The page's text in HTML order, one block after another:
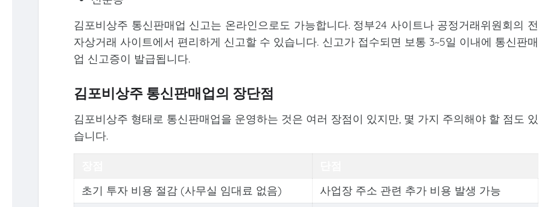
김포비상주 통신판매업 신고는 온라인으로도 가능합니다. 정부24 사이트나 공정거래위원회의 전
자상거래 사이트에서 편리하게 신고할 수 있습니다. 신고가 접수되면 보통 3~5일 이내에 통신판매
업 신고증이 발급됩니다.
김포비상주 통신판매업의 장단점
김포비상주 형태로 통신판매업을 운영하는 것은 여러 장점이 있지만, 몇 가지 주의해야 할 점도 있
습니다.
초기 투자 비용 절감 (사무실 임대료 없음)
사업장 주소 관련 추가 비용 발생 가능